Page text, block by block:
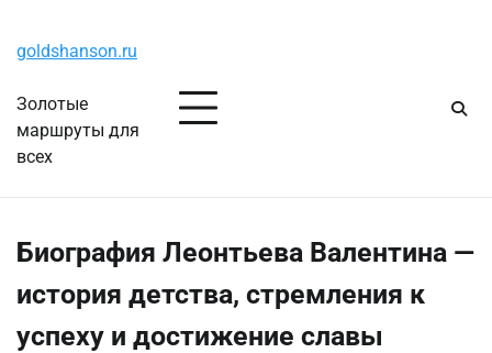
содержимому
goldshanson.ru
Золотые
маршруты для
всех
Биография Леонтьева Валентина —
история детства, стремления к
успеху и достижение славы